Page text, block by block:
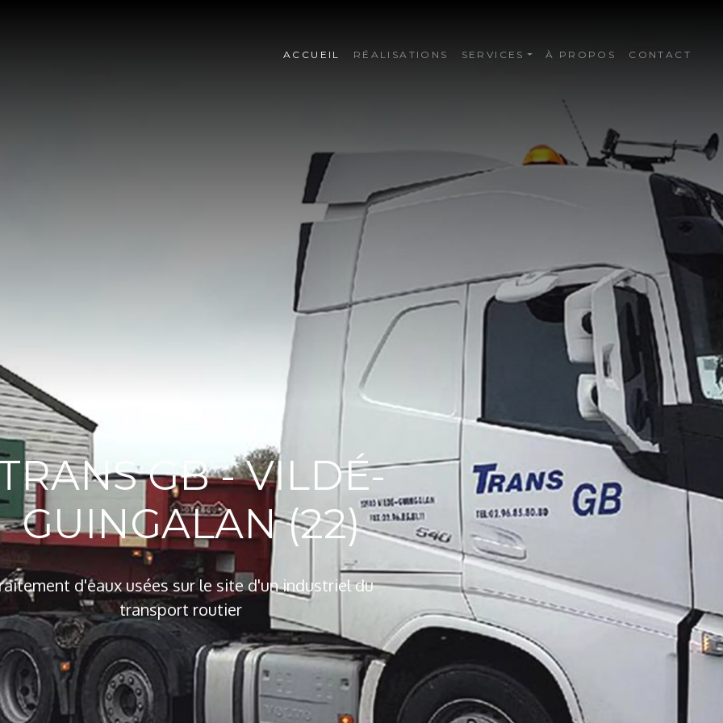
ACCUEIL RÉALISATIONS SERVICES À PROPOS CONTACT
GB - VILDÉ-
GUINGALAN (22)
d'eaux usées sur le site d'un industriel du
transport routier